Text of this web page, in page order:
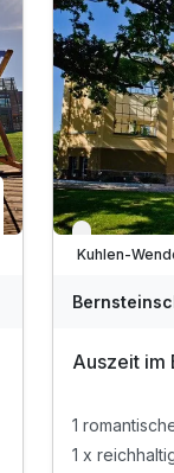
Verfügbar
Auszeit im
1
1 x